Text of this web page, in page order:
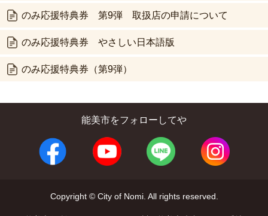
のみ応援特典券 第9弾 取扱店の申請について
のみ応援特典券 やさしい日本語版
のみ応援特典券（第9弾）
能美市をフォローしてや
Copyright © City of Nomi. All rights reserved.